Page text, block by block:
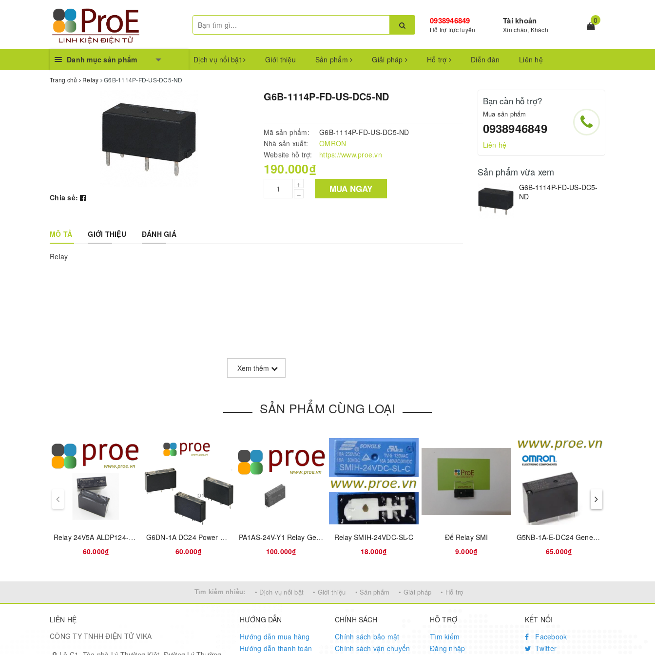
0938946849
Hỗ trợ trực tuyến
Tài khoản
Xin chào, Khách
0
Danh mục sản phẩm Dịch vụ nổi bật Giới thiệu Sản phẩm Giải pháp Hỗ trợ Diễn đàn Liên hệ
Trang chủ Relay G6B-1114P-FD-US-DC5-ND
Chia sẻ:
G6B-1114P-FD-US-DC5-ND
Mã sản phẩm:
G6B-1114P-FD-US-DC5-ND
Nhà sản xuất:
OMRON
Website hỗ trợ:
https://www.proe.vn
190.000₫
+
–
MUA NGAY
MÔ TẢ GIỚI THIỆU ĐÁNH GIÁ
Relay
Xem thêm
Bạn cần hỗ trợ?
Mua sản phẩm
0938946849
Liên hệ
Sản phẩm vừa xem
G6B-1114P-FD-US-DC5-
ND
SẢN PHẨM CÙNG LOẠI
Relay 24V5A ALDP124-24V 4 Chân
60.000₫
G6DN-1A DC24 Power Relay 24VDC 5A SPST-NO(20x5.08x12.5)mm THT
60.000₫
PA1AS-24V-Y1 Relay Gen Purpose Spst 24V
100.000₫
Relay SMIH-24VDC-SL-C
18.000₫
Đế Relay SMI
9.000₫
G5NB-1A-E-DC24 General Purpose Relays SPST-NO Flux-Tight 24VDC High-Capacity
65.000₫
prev
Tìm kiếm nhiều: • Dịch vụ nổi bật • Giới thiệu • Sản phẩm • Giải pháp • Hỗ trợ
LIÊN HỆ
CÔNG TY TNHH ĐIỆN TỬ VIKA
HƯỚNG DẪN
Hướng dẫn mua hàng
Hướng dẫn thanh toán
CHÍNH SÁCH
Chính sách bảo mật
Chính sách vận chuyển
HỖ TRỢ
Tìm kiếm
Đăng nhập
KẾT NỐI
Facebook
Twitter